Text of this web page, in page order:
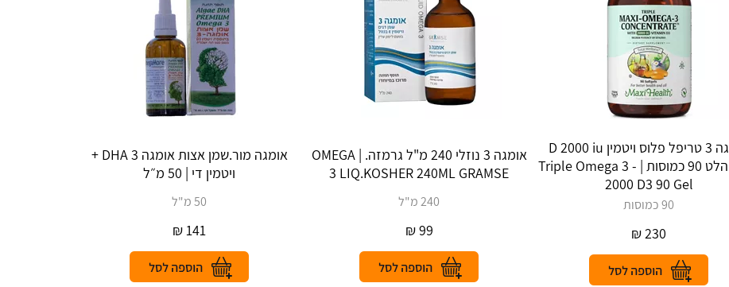
אומגה 3 טריפל פלוס ויטמין D 2000 iu
מקסי הלט 90 כמוסות | Triple Omega 3 -
2000 D3 90 Gel
90 כמוסות
230
₪
אומגה 3 נוזלי 240 מ"ל גרמזה. | OMEGA‎
‎3‎ ‎LIQ‎.‎KOSHER 240ML GRAMSE
240 מ"ל
99
₪
אומגה מור.שמן אצות אומגה 3 DHA +
ויטמין די | 50 מ״ל
50 מ"ל
141
₪